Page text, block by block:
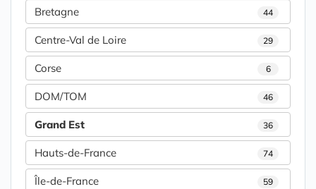
Bretagne 44
Centre-Val de Loire 29
Corse 6
DOM/TOM 46
Grand Est 36
Hauts-de-France 74
Île-de-France 59